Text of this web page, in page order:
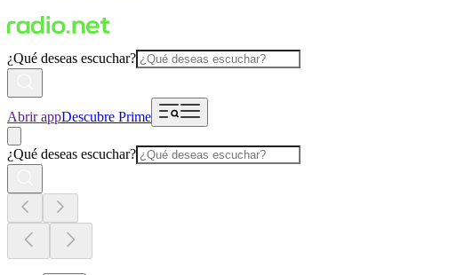
¿Qué deseas escuchar?
Abrir appDescubre Prime
¿Qué deseas escuchar?